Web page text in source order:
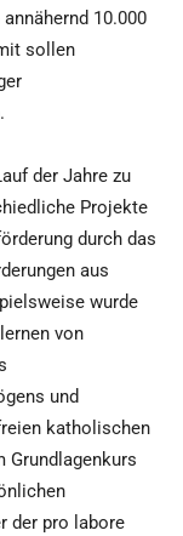
10.000
sollen
der Jahre zu
Projekte
durch das
aus
wurde
von
und
katholischen
Grundlagenkurs
der pro labore